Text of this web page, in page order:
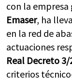
con la
Emaser, ha
en la red de
actuaciones
Real Decreto 3/
criterios